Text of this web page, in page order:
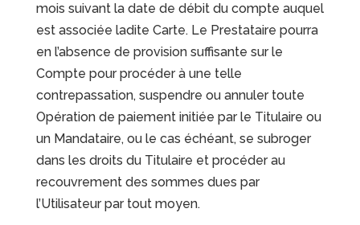
mois suivant la date de débit du compte auquel
est associée ladite Carte. Le Prestataire pourra
en l’absence de provision suffisante sur le
Compte pour procéder à une telle
contrepassation, suspendre ou annuler toute
Opération de paiement initiée par le Titulaire ou
un Mandataire, ou le cas échéant, se subroger
dans les droits du Titulaire et procéder au
recouvrement des sommes dues par
l’Utilisateur par tout moyen.